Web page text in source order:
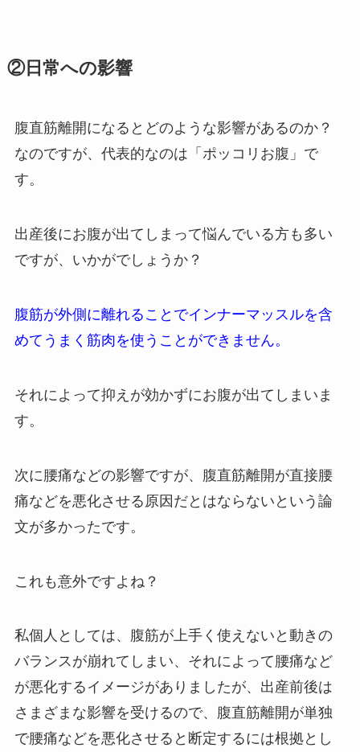
②日常への影響
腹直筋離開になるとどのような影響があるのか？
なのですが、代表的なのは「ポッコリお腹」で
す。
出産後にお腹が出てしまって悩んでいる方も多い
ですが、いかがでしょうか？
腹筋が外側に離れることでインナーマッスルを含
めてうまく筋肉を使うことができません。
それによって抑えが効かずにお腹が出てしまいま
す。
次に腰痛などの影響ですが、腹直筋離開が直接腰
痛などを悪化させる原因だとはならないという論
文が多かったです。
これも意外ですよね？
私個人としては、腹筋が上手く使えないと動きの
バランスが崩れてしまい、それによって腰痛など
が悪化するイメージがありましたが、出産前後は
さまざまな影響を受けるので、腹直筋離開が単独
で腰痛などを悪化させると断定するには根拠とし